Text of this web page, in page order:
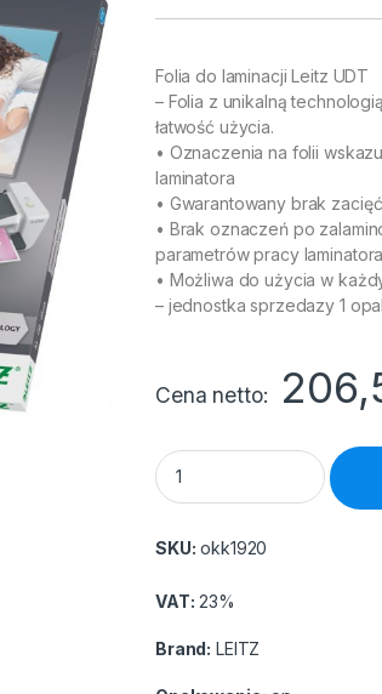
Folia do laminacji Leitz UDT
– Folia z unikalną
łatwość użycia.
• Oznaczenia na folii
laminatora
• Gwarantowany brak zacięć
• Brak oznaczeń po
parametrów pracy laminatora
• Możliwa do użycia w
– jednostka sprzedazy 1
Cena netto
Folia LEITZ laminacyjna
SKU: okk1920
VAT: 23%
Brand: LEITZ